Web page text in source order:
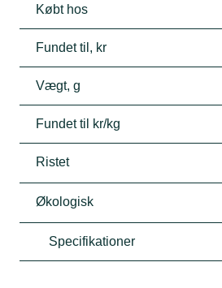
Købt hos
Fundet til, kr
Vægt, g
Fundet til kr/kg
Ristet
Økologisk
Specifikationer